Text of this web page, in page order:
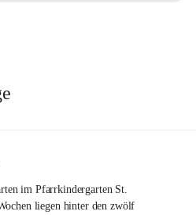
im Pfarrkindergarten St.
liegen hinter den zwölf